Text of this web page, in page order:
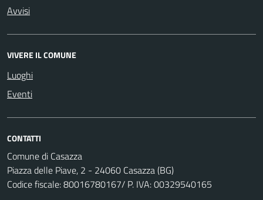
Avvisi
VIVERE IL COMUNE
Luoghi
Eventi
CONTATTI
Comune di Casazza
Piazza delle Piave, 2 - 24060 Casazza (BG)
Codice fiscale: 80016780167/ P. IVA: 00329540165